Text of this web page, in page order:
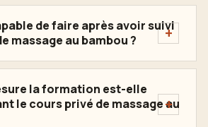
de faire après avoir suivi
massage au bambou ?
la formation est-elle
le cours privé de massage au